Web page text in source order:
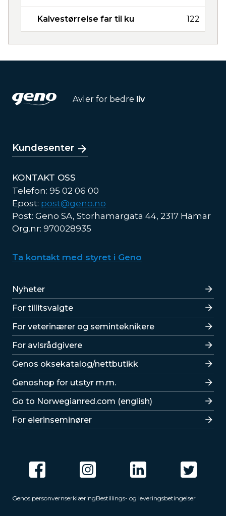
Kalvestørrelse far til ku 122
Avler for bedre liv
Kundesenter
KONTAKT OSS
Telefon: 95 02 06 00
Epost: post@geno.no
Post: Geno SA, Storhamargata 44, 2317 Hamar
Org.nr: 970028935
Ta kontakt med styret i Geno
Lenker
Nyheter
For tillitsvalgte
For veterinærer og seminteknikere
For avlsrådgivere
Lenker
Genos oksekatalog/nettbutikk
Genoshop for utstyr m.m.
Go to Norwegianred.com (english)
For eierinseminører
Genos personvernserklæringBestillings- og leveringsbetingelser